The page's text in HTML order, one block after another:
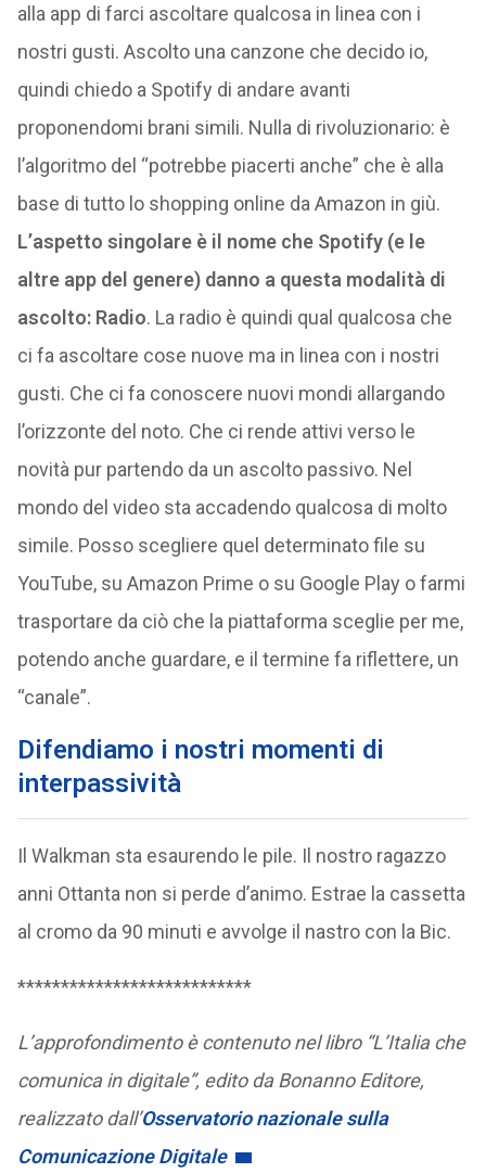
alla app di farci ascoltare qualcosa in linea con i
nostri gusti. Ascolto una canzone che decido io,
quindi chiedo a Spotify di andare avanti
proponendomi brani simili. Nulla di rivoluzionario: è
l’algoritmo del “potrebbe piacerti anche” che è alla
base di tutto lo shopping online da Amazon in giù.
L’aspetto singolare è il nome che Spotify (e le
altre app del genere) danno a questa modalità di
ascolto: Radio. La radio è quindi qual qualcosa che
ci fa ascoltare cose nuove ma in linea con i nostri
gusti. Che ci fa conoscere nuovi mondi allargando
l’orizzonte del noto. Che ci rende attivi verso le
novità pur partendo da un ascolto passivo. Nel
mondo del video sta accadendo qualcosa di molto
simile. Posso scegliere quel determinato file su
YouTube, su Amazon Prime o su Google Play o farmi
trasportare da ciò che la piattaforma sceglie per me,
potendo anche guardare, e il termine fa riflettere, un
“canale”.
Difendiamo i nostri momenti di
interpassività
Il Walkman sta esaurendo le pile. Il nostro ragazzo
anni Ottanta non si perde d’animo. Estrae la cassetta
al cromo da 90 minuti e avvolge il nastro con la Bic.
***************************
L’approfondimento è contenuto nel libro “L’Italia che
comunica in digitale”, edito da Bonanno Editore,
realizzato dall’Osservatorio nazionale sulla
Comunicazione Digitale